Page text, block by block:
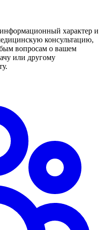
характер и
консультацию,
вопросам о вашем
или другому